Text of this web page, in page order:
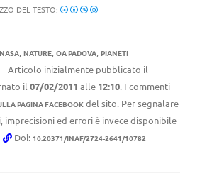
DEL TESTO:
NASA, NATURE, OA PADOVA, PIANETI
Articolo inizialmente pubblicato il
il 07/02/2011 alle 12:10. I commenti
PAGINA FACEBOOKdel sito. Per segnalare
imprecisioni ed errori è invece disponibile
Doi: 10.20371/INAF/2724-2641/10782